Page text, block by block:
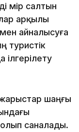
өмір салтын
арқылы
айналысуға
туристік
ілгерілету
жарыстар шаңғы
саналады.